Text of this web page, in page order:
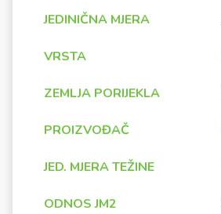
JEDINIČNA MJERA
VRSTA
ZEMLJA PORIJEKLA
PROIZVOĐAČ
JED. MJERA TEŽINE
ODNOS JM2